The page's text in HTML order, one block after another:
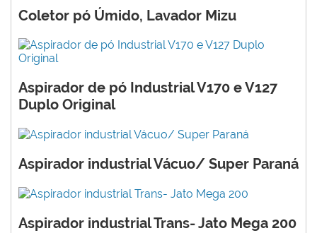
Coletor pó Úmido, Lavador Mizu
Aspirador de pó Industrial V170 e V127
Duplo Original
Aspirador industrial Vácuo/ Super Paraná
Aspirador industrial Trans- Jato Mega 200